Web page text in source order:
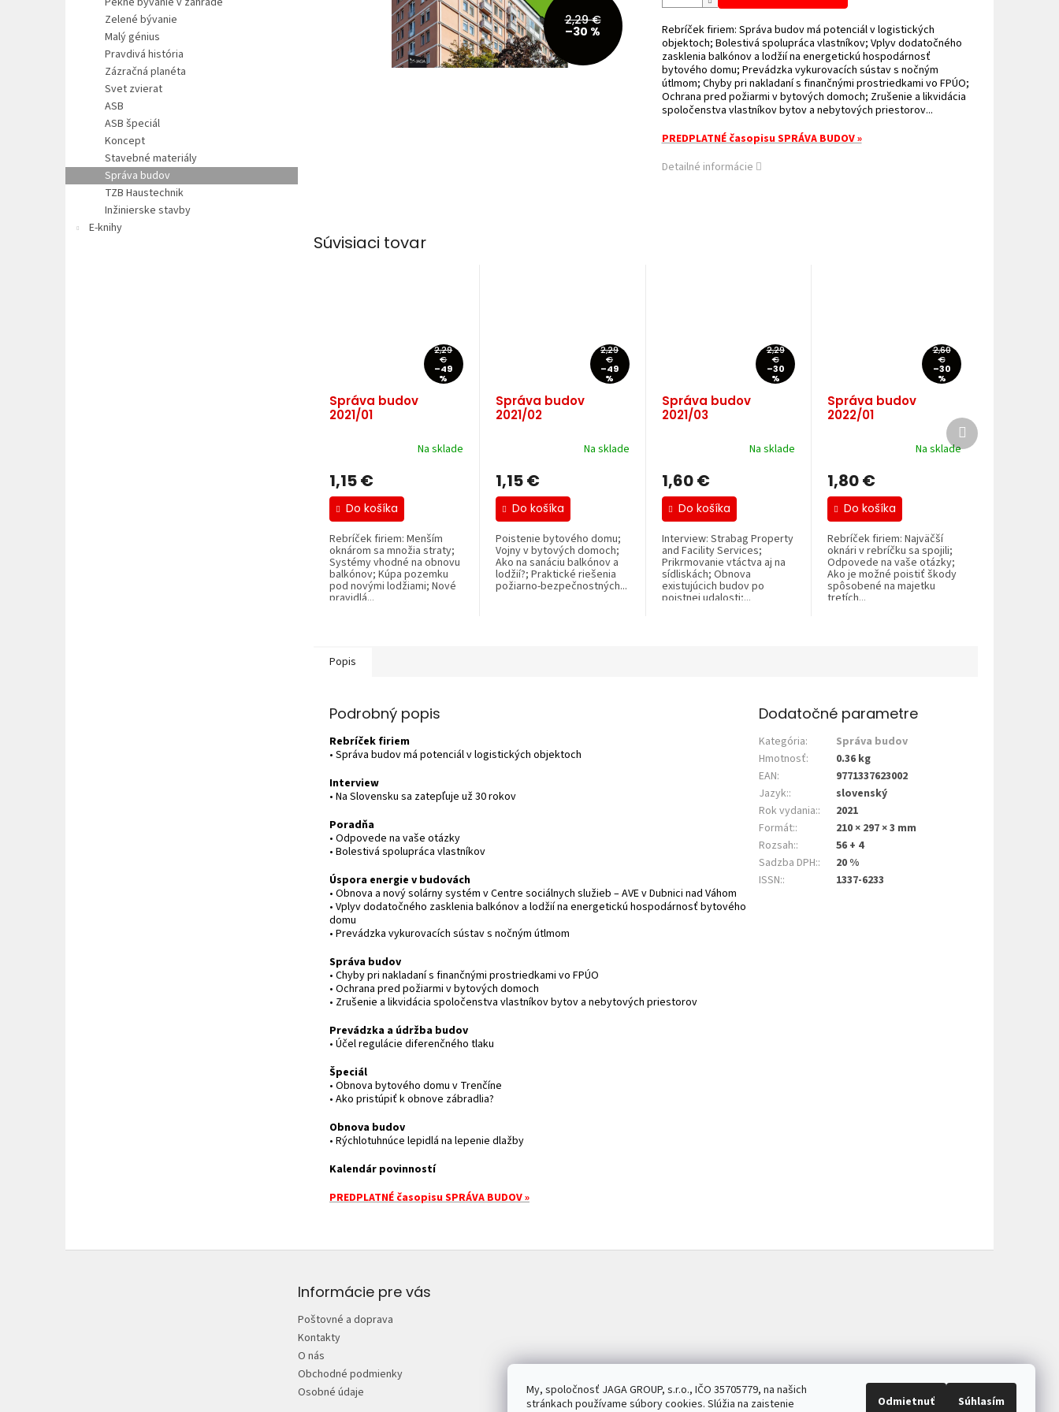
My, spoločnosť JAGA GROUP, s.r.o., IČO 35705779, na našich
stránkach používame súbory cookies. Slúžia na zaistenie
Odmietnuť Súhlasím
Zelené bývanie
Malý génius
Pravdivá história
Zázračná planéta
Svet zvierat
ASB
ASB špeciál
Koncept
Stavebné materiály
Správa budov
TZB Haustechnik
Inžinierske stavby
E-knihy
2,29 €
–30 %
Rebríček firiem: Správa budov má potenciál v logistických
objektoch; Bolestivá spolupráca vlastníkov; Vplyv dodatočného
zasklenia balkónov a lodžií na energetickú hospodárnosť
bytového domu; Prevádzka vykurovacích sústav s nočným
útlmom; Chyby pri nakladaní s finančnými prostriedkami vo FPÚO;
Ochrana pred požiarmi v bytových domoch; Zrušenie a likvidácia
spoločenstva vlastníkov bytov a nebytových priestorov...
PREDPLATNÉ časopisu SPRÁVA BUDOV »
Detailné informácie
Súvisiaci tovar
2,29
€
–49
%
Správa budov
2021/01
Na sklade
1,15 €
Do košíka
Rebríček firiem: Menším
oknárom sa množia straty;
Systémy vhodné na obnovu
balkónov; Kúpa pozemku
pod novými lodžiami; Nové
pravidlá...
2,29
€
–49
%
Správa budov
2021/02
Na sklade
1,15 €
Do košíka
Poistenie bytového domu;
Vojny v bytových domoch;
Ako na sanáciu balkónov a
lodžií?; Praktické riešenia
požiarno-bezpečnostných...
2,29
€
–30
%
Správa budov
2021/03
Na sklade
1,60 €
Do košíka
Interview: Strabag Property
and Facility Services;
Prikrmovanie vtáctva aj na
sídliskách; Obnova
existujúcich budov po
poistnej udalosti;...
2,60
€
–30
%
Správa budov
2022/01
Na sklade
1,80 €
Do košíka
Rebríček firiem: Najväčší
oknári v rebríčku sa spojili;
Odpovede na vaše otázky;
Ako je možné poistiť škody
spôsobené na majetku
tretích...
Ďalší
produkt
Popis
Podrobný popis
Rebríček firiem
• Správa budov má potenciál v logistických objektoch
Interview
• Na Slovensku sa zatepľuje už 30 rokov
Poradňa
• Odpovede na vaše otázky
• Bolestivá spolupráca vlastníkov
Úspora energie v budovách
• Obnova a nový solárny systém v Centre sociálnych služieb – AVE v Dubnici nad Váhom
• Vplyv dodatočného zasklenia balkónov a lodžií na energetickú hospodárnosť bytového
domu
• Prevádzka vykurovacích sústav s nočným útlmom
Správa budov
• Chyby pri nakladaní s finančnými prostriedkami vo FPÚO
• Ochrana pred požiarmi v bytových domoch
• Zrušenie a likvidácia spoločenstva vlastníkov bytov a nebytových priestorov
Prevádzka a údržba budov
• Účel regulácie diferenčného tlaku
Špeciál
• Obnova bytového domu v Trenčíne
• Ako pristúpiť k obnove zábradlia?
Obnova budov
• Rýchlotuhnúce lepidlá na lepenie dlažby
Kalendár povinností
PREDPLATNÉ časopisu SPRÁVA BUDOV »
Dodatočné parametre
Kategória:
Správa budov
Hmotnosť:
0.36 kg
EAN:
9771337623002
Jazyk::
slovenský
Rok vydania::
2021
Formát::
210 × 297 × 3 mm
Rozsah::
56 + 4
Sadzba DPH::
20 %
ISSN:: 1337-6233
Informácie pre vás
Poštovné a doprava
Kontakty
O nás
Obchodné podmienky
Osobné údaje